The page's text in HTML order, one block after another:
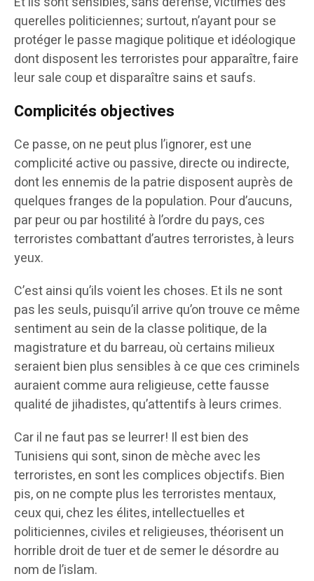
querelles politiciennes; surtout, n’ayant pour se
protéger le passe magique politique et idéologique
dont disposent les terroristes pour apparaître, faire
leur sale coup et disparaître sains et saufs.
Complicités objectives
Ce passe, on ne peut plus l’ignorer, est une
complicité active ou passive, directe ou indirecte,
dont les ennemis de la patrie disposent auprès de
quelques franges de la population. Pour d’aucuns,
par peur ou par hostilité à l’ordre du pays, ces
terroristes combattant d’autres terroristes, à leurs
yeux.
C’est ainsi qu’ils voient les choses. Et ils ne sont
pas les seuls, puisqu’il arrive qu’on trouve ce même
sentiment au sein de la classe politique, de la
magistrature et du barreau, où certains milieux
seraient bien plus sensibles à ce que ces criminels
auraient comme aura religieuse, cette fausse
qualité de jihadistes, qu’attentifs à leurs crimes.
Car il ne faut pas se leurrer! Il est bien des
Tunisiens qui sont, sinon de mèche avec les
terroristes, en sont les complices objectifs. Bien
pis, on ne compte plus les terroristes mentaux,
ceux qui, chez les élites, intellectuelles et
politiciennes, civiles et religieuses, théorisent un
horrible droit de tuer et de semer le désordre au
nom de l’islam.